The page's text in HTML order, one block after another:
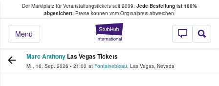
Der Marktplatz für Veranstaltungstickets seit 2009. Jede Bestellung ist 100%
abgesichert.Preise können vom Originalpreis abweichen.
StubHub - Wo
Menü
Tickets kaufen & verkaufen
Marc Anthony Las Vegas Tickets
Mi., 16. Sep. 2026 • 21:00 at Fontainebleau, Las Vegas, Nevada